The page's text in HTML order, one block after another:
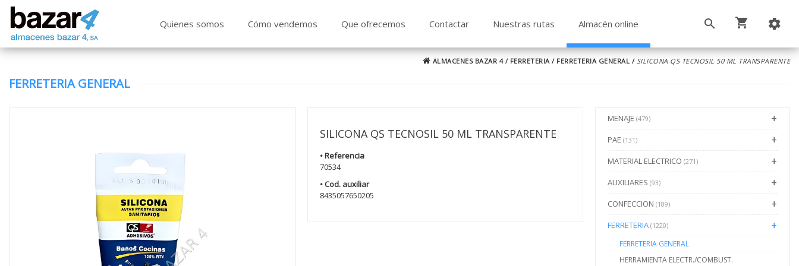
Quienes somos Cómo vendemos Que ofrecemos Contactar Nuestras rutas Almacén online
ALMACENES BAZAR 4/ FERRETERIA/ FERRETERIA GENERAL / SILICONA QS TECNOSIL 50 ML TRANSPARENTE
FERRETERIA GENERAL
MENAJE (479)
PAE (131)
MATERIAL ELECTRICO (271)
AUXILIARES (93)
CONFECCION (189)
FERRETERIA (1220)
FERRETERIA GENERAL
HERRAMIENTA ELECTR./COMBUST.
SILICONA QS TECNOSIL 50 ML TRANSPARENTE
• Referencia
70534
• Cod. auxiliar
8435057650205